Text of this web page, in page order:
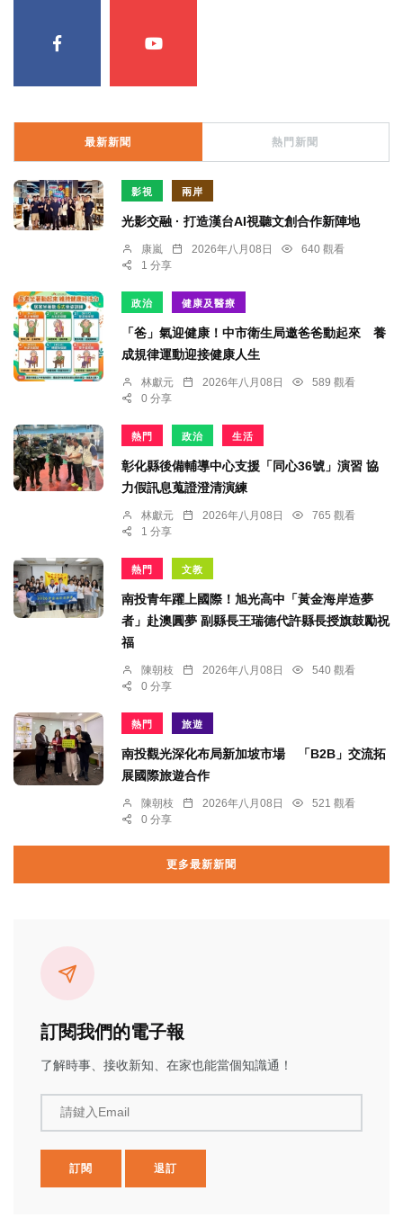
最新新聞 熱門新聞
影視 兩岸
光影交融 · 打造漢台AI視聽文創合作新陣地
康嵐 2026年八月08日
640 觀看
1 分享
政治 健康及醫療
「爸」氣迎健康！中市衛生局邀爸爸動起來 養
成規律運動迎接健康人生
林獻元 2026年八月08日
589 觀看
0 分享
熱門 政治 生活
彰化縣後備輔導中心支援「同心36號」演習 協
力假訊息蒐證澄清演練
林獻元 2026年八月08日
765 觀看
1 分享
熱門 文教
南投青年躍上國際！旭光高中「黃金海岸造夢
者」赴澳圓夢 副縣長王瑞德代許縣長授旗鼓勵祝
福
陳朝枝 2026年八月08日
540 觀看
0 分享
熱門 旅遊
南投觀光深化布局新加坡市場 「B2B」交流拓
展國際旅遊合作
陳朝枝 2026年八月08日
521 觀看
0 分享
更多最新新聞
訂閱我們的電子報
了解時事、接收新知、在家也能當個知識通！
請鍵入Email
訂閱 退訂